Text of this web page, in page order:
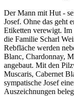
Der Mann mit Hut -
Josef. Ohne das geht
Etiketten verewigt. Im
die Familie Scharl
Rebfläche werden
Blanc, Chardonnay,
angebaut. Mit den
Muscaris, Cabernet
sympatische Josef
Auszeichnungen